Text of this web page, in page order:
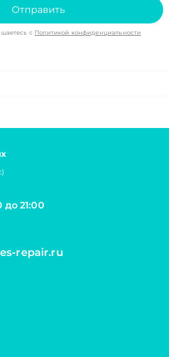
Отправить
с Политикой конфиденциальности
21:00
repair.ru